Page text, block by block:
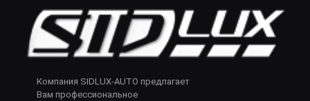
Компания SIDLUX-AUTO предлагает
Вам профессиональное